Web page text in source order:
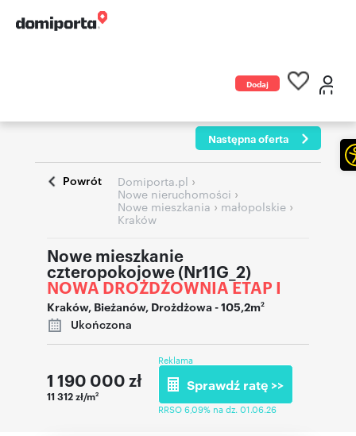
Dodaj
Następna oferta
Powrót Domiporta.pl ›
Nowe nieruchomości ›
Nowe mieszkania › małopolskie ›
Kraków
Nowe mieszkanie
czteropokojowe (Nr11G_2)
NOWA DROŻDŻOWNIA ETAP I
Kraków, Bieżanów, Drożdżowa- 105,2m2
Ukończona
1 190 000 zł
11 312 zł/m2
Reklama
Sprawdź ratę >>
RRSO 6,09% na dz. 01.06.26